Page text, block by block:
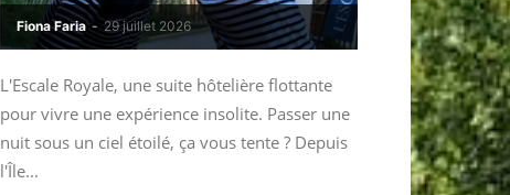
Fiona Faria - 29 juillet 2026
L'Escale Royale, une suite hôtelière flottante
pour vivre une expérience insolite. Passer une
nuit sous un ciel étoilé, ça vous tente ? Depuis
l'Île...